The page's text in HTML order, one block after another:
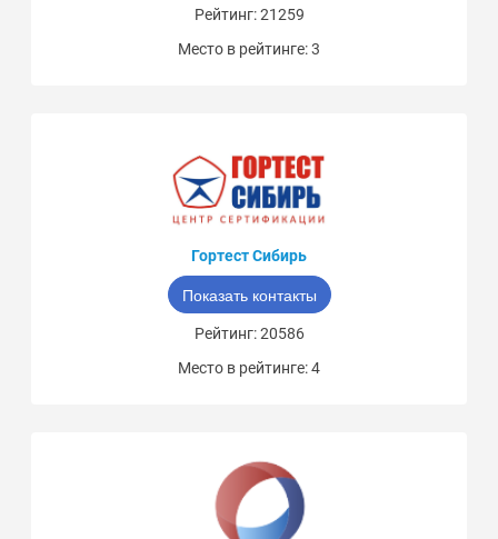
Рейтинг: 21259
Место в рейтинге: 3
Гортест Сибирь
Показать контакты
Рейтинг: 20586
Место в рейтинге: 4